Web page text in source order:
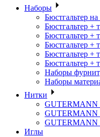
Наборы
Бюстгальтер
Бюстгальтер +
Бюстгальтер +
Бюстгальтер +
Бюстгальтер +
Бюстгальтер +
Наборы
Наборы
Нитки
GUTERMANN
GUTERMANN
GUTERMANN
Иглы